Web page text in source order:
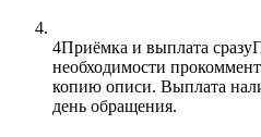
4Приёмка и выплата сразу
необходимости
копию описи. Выплата
день обращения.